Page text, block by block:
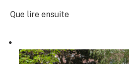
Que lire ensuite